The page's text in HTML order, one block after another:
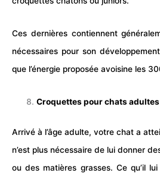
Ces dernières contiennent
nécessaires pour son
que l’énergie proposée avoisine les
Croquettes pour chats adultes
Arrivé à l’âge adulte, votre chat a
n’est plus nécessaire de lui donner
ou des matières grasses. Ce qu’il